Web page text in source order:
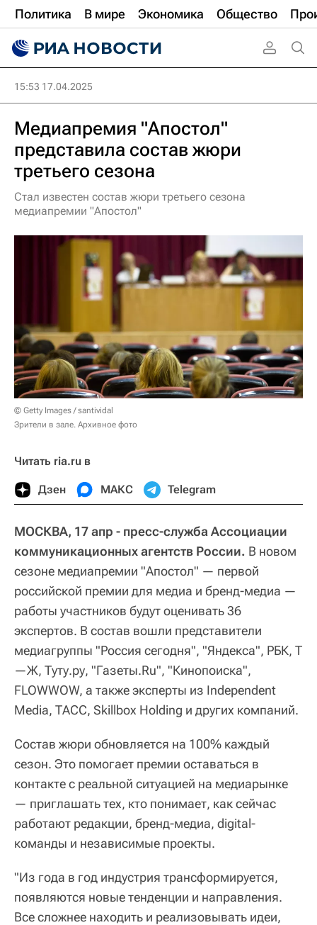
Политика В мире Экономика Общество
15:53 17.04.2025
Медиапремия "Апостол"
представила состав жюри
третьего сезона
Стал известен состав жюри третьего сезона
медиапремии "Апостол"
© Getty Images / santividal
Зрители в зале. Архивное фото
Читать ria.ru в
Дзен МАКС Telegram
МОСКВА, 17 апр - пресс-служба Ассоциации
коммуникационных агентств России. В новом
сезоне медиапремии "Апостол" — первой
российской премии для медиа и бренд-медиа —
работы участников будут оценивать 36
экспертов. В состав вошли представители
медиагруппы "Россия сегодня", "Яндекса", РБК, T
—Ж, Туту.ру, "Газеты.Ru", "Кинопоиска",
FLOWWOW, а также эксперты из Independent
Media, ТАСС, Skillbox Holding и других компаний.
Состав жюри обновляется на 100% каждый
сезон. Это помогает премии оставаться в
контакте с реальной ситуацией на медиарынке
— приглашать тех, кто понимает, как сейчас
работают редакции, бренд-медиа, digital-
команды и независимые проекты.
"Из года в год индустрия трансформируется,
появляются новые тенденции и направления.
Все сложнее находить и реализовывать идеи,